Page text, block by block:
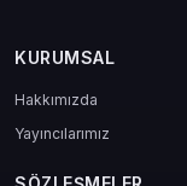
KURUMSAL
Hakkımızda
Yayıncılarımız